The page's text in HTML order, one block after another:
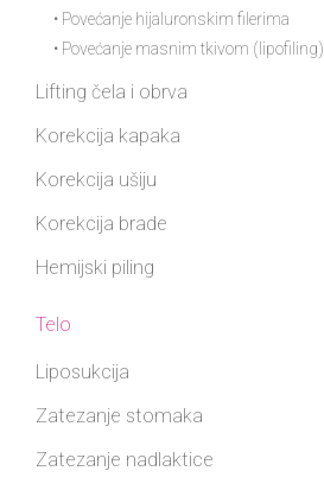
• Povećanje hijaluronskim filerima
• Povećanje masnim tkivom (lipofiling)
Lifting čela i obrva
Korekcija kapaka
Korekcija ušiju
Korekcija brade
Hemijski piling
Telo
Liposukcija
Zatezanje stomaka
Zatezanje nadlaktice